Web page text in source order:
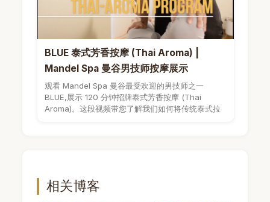
BLUE 泰式芳香按摩 (Thai Aroma) |
Mandel Spa 曼谷男技师按摩展示
观看 Mandel Spa 曼谷最受欢迎的男技师之一
BLUE,展示 120 分钟招牌泰式芳香按摩 (Thai
Aroma)。这段视频带您了解我们如何将传统泰式拉
相关博客